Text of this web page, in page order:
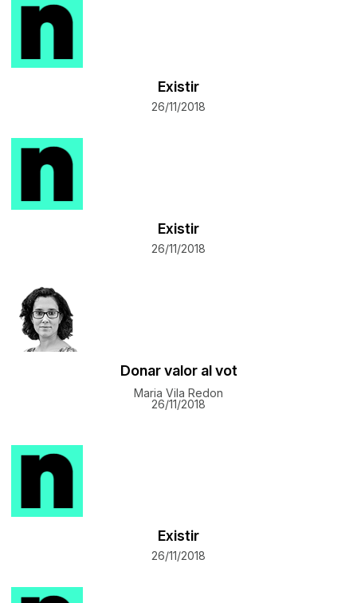
Existir
26/11/2018
Existir
26/11/2018
Donar valor al vot
Maria Vila Redon
26/11/2018
Existir
26/11/2018